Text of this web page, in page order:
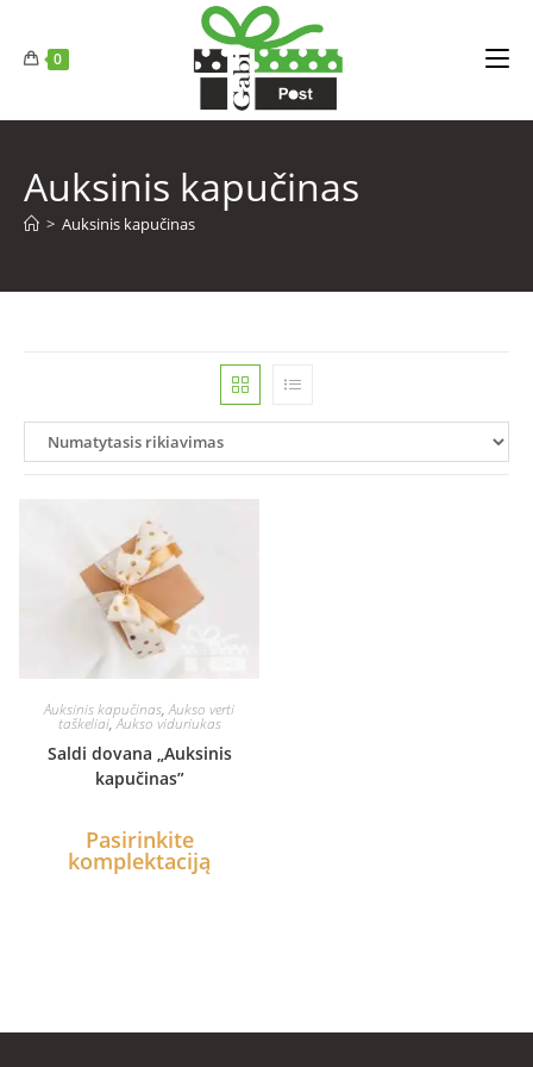
0
Auksinis kapučinas
> Auksinis kapučinas
Auksinis kapučinas,Aukso verti
taškeliai,Aukso viduriukas
Saldi dovana „Auksinis
kapučinas”
Pasirinkite
komplektaciją